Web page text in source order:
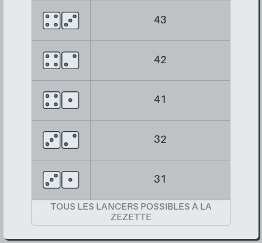
43
42
41
32
31
TOUS LES LANCERS POSSIBLES À LA
ZEZETTE